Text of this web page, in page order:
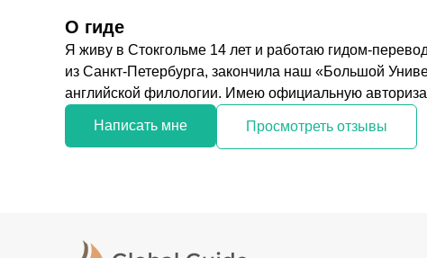
О гиде
Я живу в Стокгольме 14 лет и работаю гидом-
из Санкт-Петербурга, закончила наш «Большой
английской филологии. Имею официальную
Написать мне Просмотреть отзывы